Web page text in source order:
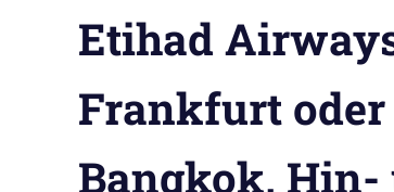
Etihad
Frankfurt
Bangkok,